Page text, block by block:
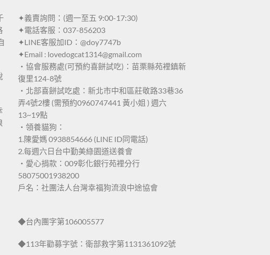
✦義賣詢問：(週一至五 9:00-17:30)
✦電話客服：037-856203
✦LINE客服加ID：@doy7747b
✦Email : lovedogcat1314@gmail.com
・協會服務處(可預約喜餅試吃)：苗栗縣苑裡鎮新
復里124-8號
・北部喜餅試吃處：新北市中和區莊敬路33巷36
弄4號2樓 (需預約0960747441 黃小姐 ) 週六
13~19點
・領養貓狗：
1.陳愛媽 0938854666 (LINE ID同電話)
2.每週六日台中勤美綠園道送養會
・愛心捐款：009彰化銀行苑裡分行
58075001938200
戶名：社團法人台灣幸福狗流浪中途協會
◆台內團字第106005577
◆113年勸募字號：衛部救字第1131361092號